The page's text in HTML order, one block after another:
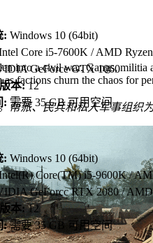
into a civil war. Gangs, militia
as factions churn the chaos for
帮派、民兵和私人军事组织
: Windows 10 (64bit)
Core i5-7600K / AMD
GeForce GTX 1060
本:12
: 需要 35 GB 可用空间
: Windows 10 (64bit)
Core(TM) i5-9600K /
GeForcc RTX 2080 /
本:12
:需要 35 GB 可用空间